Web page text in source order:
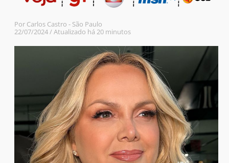
Por Carlos Castro - São Paulo
22/07/2024 / Atualizado há 20 minutos